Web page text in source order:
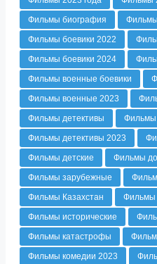
Фильмы биография
Фильмы боевики 2022
Фильмы боевики 2024
Фильмы военные боевики
Фильмы военные 2023
Фильмы детективы
Фильмы
Фильмы детективы 2023
Фильмы детские
Фильмы
Фильмы зарубежные
Фильмы Казахстан
Фильмы
Фильмы исторические
Фильмы катастрофы
Фильмы комедии 2023